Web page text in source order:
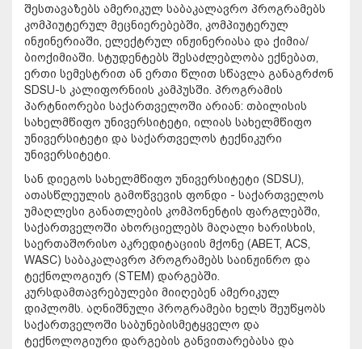
შესთავაზებს ამერიკულ საბაკალავრო პროგრამებს
კომპიუტერულ მეცნიერებებში, კომპიუტერულ
ინჟინერიაში, ელექტრულ ინჟინერიასა და ქიმია/
ბიოქიმიაში. სტუდენტებს შესაძლებლობა ექნებათ,
ერთი სემესტრით ან ერთი წლით სწავლა განაგრძონ
SDSU-ს კალიფორნიის კამპუსში. პროგრამის
პარტნიორები საქართველოში არიან: თბილისის
სახელმწიფო უნივერსიტეტი, ილიას სახელმწიფო
უნივერსიტეტი და საქართველოს ტექნიკური
უნივერსიტეტი.
სან დიეგოს სახელმწიფო უნივერსიტეტი (SDSU),
ათასწლეულის გამოწვევის ფონდი - საქართველოს
უმაღლესი განათლების კომპონენტის ფარგლებში,
საქართველოში ახორციელებს მაღალი ხარისხის,
საერთაშორისო აკრედიტაციის მქონე (ABET, ACS,
WASC) საბაკალავრო პროგრამებს საინჟინრო და
ტექნოლოგიურ (STEM) დარგებში.
კურსდამთავრებულები მიიღებენ ამერიკულ
დიპლომს. აღნიშნული პროგრამები ხელს შეუწყობს
საქართველოში საბუნებისმეტყველო და
ტექნოლოგიური დარგების განვითარებასა და